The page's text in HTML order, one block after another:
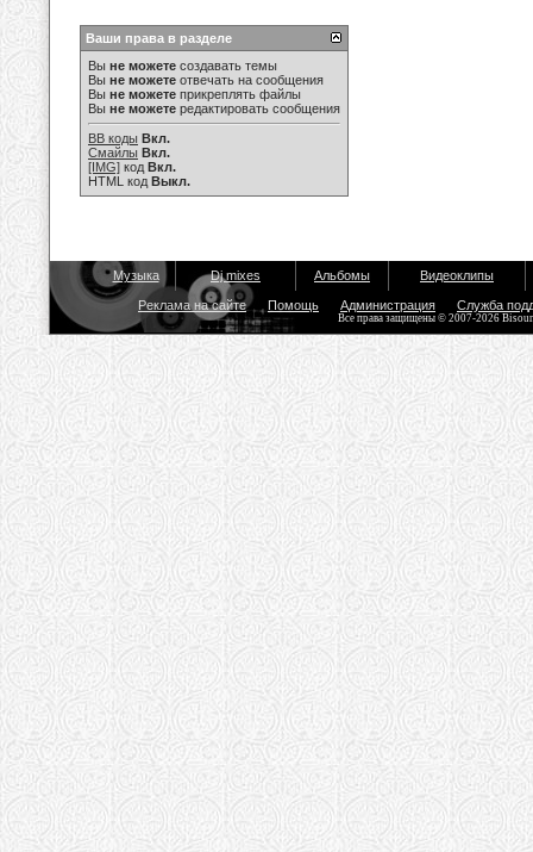
Ваши права в разделе
Вы не можете создавать темы
Вы не можете отвечать на сообщения
Вы не можете прикреплять файлы
Вы не можете редактировать сообщения
BB коды Вкл.
Смайлы Вкл.
[IMG] код Вкл.
HTML код Выкл.
Музыка Dj mixes Альбомы Видеоклипы
Реклама на сайте Помощь Администрация Служба
Все права защищены © 2007-2026